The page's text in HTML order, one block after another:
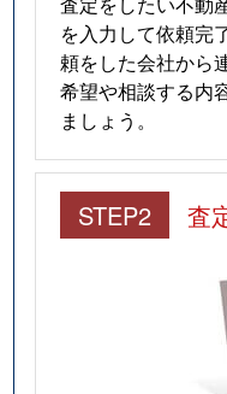
を入力して依頼完
頼をした会社から
希望や相談する内
ましょう。
STEP2 査